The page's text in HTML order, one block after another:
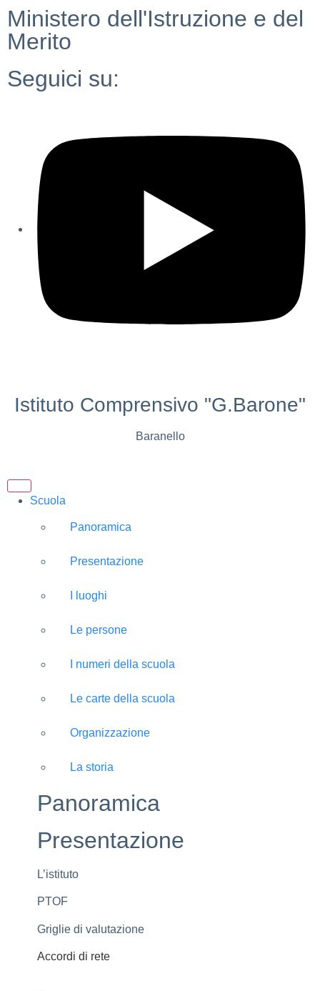
Ministero dell'Istruzione e del
Merito
Seguici su:
Istituto Comprensivo "G.Barone"
Baranello
Scuola
Panoramica
Presentazione
I luoghi
Le persone
I numeri della scuola
Le carte della scuola
Organizzazione
La storia
Panoramica
Presentazione
L’istituto
PTOF
Griglie di valutazione
Accordi di rete